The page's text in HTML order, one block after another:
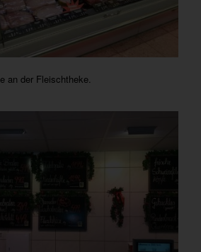
an der Fleischtheke.